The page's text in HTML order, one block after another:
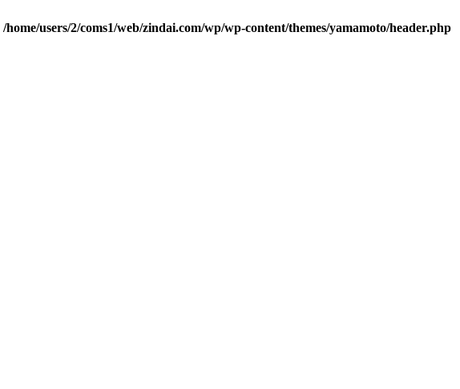
/home/users/2/coms1/web/zindai.com/wp/wp-content/themes/yamamoto/header.php